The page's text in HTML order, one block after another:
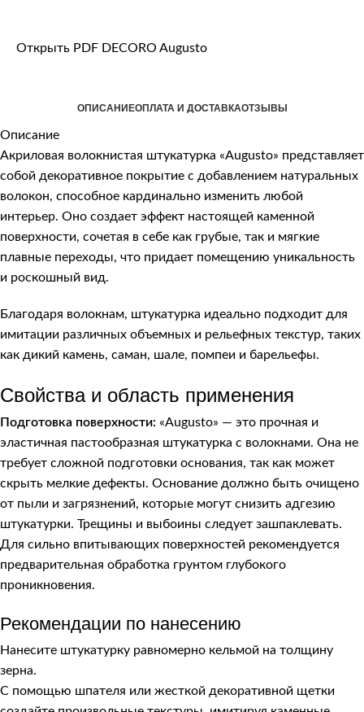
Открыть PDF DECORO Augusto
ОПИСАНИЕОПЛАТА И ДОСТАВКАОТЗЫВЫ
Описание
Акриловая волокнистая штукатурка «Augusto» представляет
собой декоративное покрытие с добавлением натуральных
волокон, способное кардинально изменить любой
интерьер. Оно создает эффект настоящей каменной
поверхности, сочетая в себе как грубые, так и мягкие
плавные переходы, что придает помещению уникальность
и роскошный вид.
Благодаря волокнам, штукатурка идеально подходит для
имитации различных объемных и рельефных текстур, таких
как дикий камень, саман, шале, помпеи и барельефы.
Свойства и область применения
Подготовка поверхности: «Augusto» — это прочная и
эластичная пастообразная штукатурка с волокнами. Она не
требует сложной подготовки основания, так как может
скрыть мелкие дефекты. Основание должно быть очищено
от пыли и загрязнений, которые могут снизить адгезию
штукатурки. Трещины и выбоины следует зашпаклевать.
Для сильно впитывающих поверхностей рекомендуется
предварительная обработка грунтом глубокого
проникновения.
Рекомендации по нанесению
Нанесите штукатурку равномерно кельмой на толщину
зерна.
С помощью шпателя или жесткой декоративной щетки